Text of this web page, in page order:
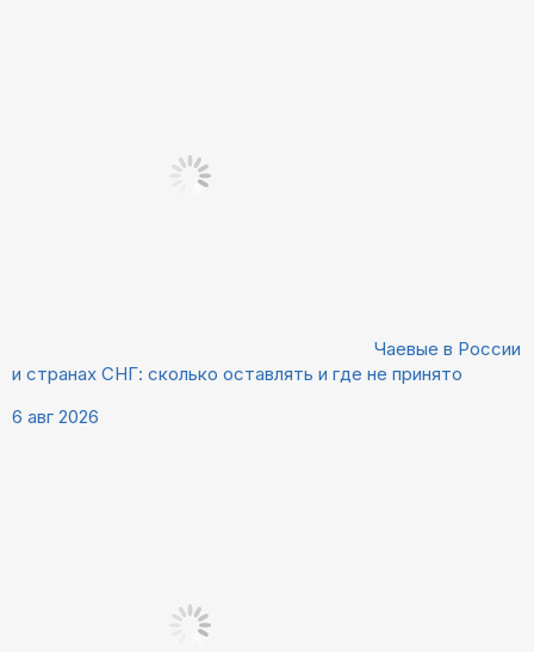
Чаевые в России
и странах СНГ: сколько оставлять и где не принято
6 авг 2026